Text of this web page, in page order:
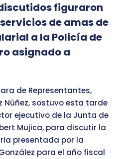
figuraron
de amas de
a la Policía de
asignado a
de Representantes,
Núñez, sostuvo esta tarde
ejecutivo de la Junta de
Mujica, para discutir la
presentada por la
para el año fiscal